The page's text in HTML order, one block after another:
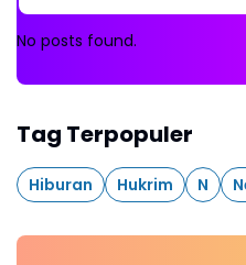
No posts found.
Tag Terpopuler
Hiburan Hukrim N